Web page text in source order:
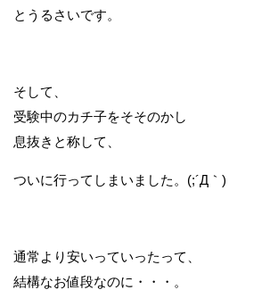
とうるさいです。
そして、
受験中のカチ子をそそのかし
息抜きと称して、
ついに行ってしまいました。(;´Д｀)
通常より安いっていったって、
結構なお値段なのに・・・。